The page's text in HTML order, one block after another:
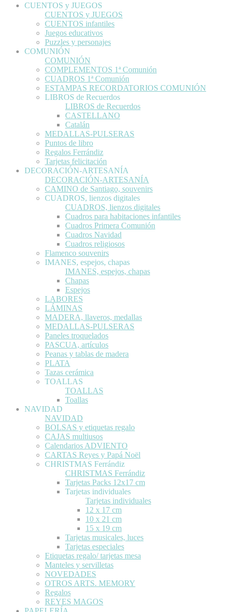
CUENTOS y JUEGOS
CUENTOS y JUEGOS
CUENTOS infantiles
Juegos educativos
Puzzles y personajes
COMUNIÓN
COMUNIÓN
COMPLEMENTOS 1ª Comunión
CUADROS 1ª Comunión
ESTAMPAS RECORDATORIOS COMUNIÓN
LIBROS de Recuerdos
LIBROS de Recuerdos
CASTELLANO
Catalán
MEDALLAS-PULSERAS
Puntos de libro
Regalos Ferrándiz
Tarjetas felicitación
DECORACIÓN-ARTESANÍA
DECORACIÓN-ARTESANÍA
CAMINO de Santiago, souvenirs
CUADROS, lienzos digitales
CUADROS, lienzos digitales
Cuadros para habitaciones infantiles
Cuadros Primera Comunión
Cuadros Navidad
Cuadros religiosos
Flamenco souvenirs
IMANES, espejos, chapas
IMANES, espejos, chapas
Chapas
Espejos
LABORES
LÁMINAS
MADERA, llaveros, medallas
MEDALLAS-PULSERAS
Paneles troquelados
PASCUA, artículos
Peanas y tablas de madera
PLATA
Tazas cerámica
TOALLAS
TOALLAS
Toallas
NAVIDAD
NAVIDAD
BOLSAS y etiquetas regalo
CAJAS multiusos
Calendarios ADVIENTO
CARTAS Reyes y Papá Noël
CHRISTMAS Ferrándiz
CHRISTMAS Ferrándiz
Tarjetas Packs 12x17 cm
Tarjetas individuales
Tarjetas individuales
12 x 17 cm
10 x 21 cm
15 x 19 cm
Tarjetas musicales, luces
Tarjetas especiales
Etiquetas regalo/ tarjetas mesa
Manteles y servilletas
NOVEDADES
OTROS ARTS. MEMORY
Regalos
REYES MAGOS